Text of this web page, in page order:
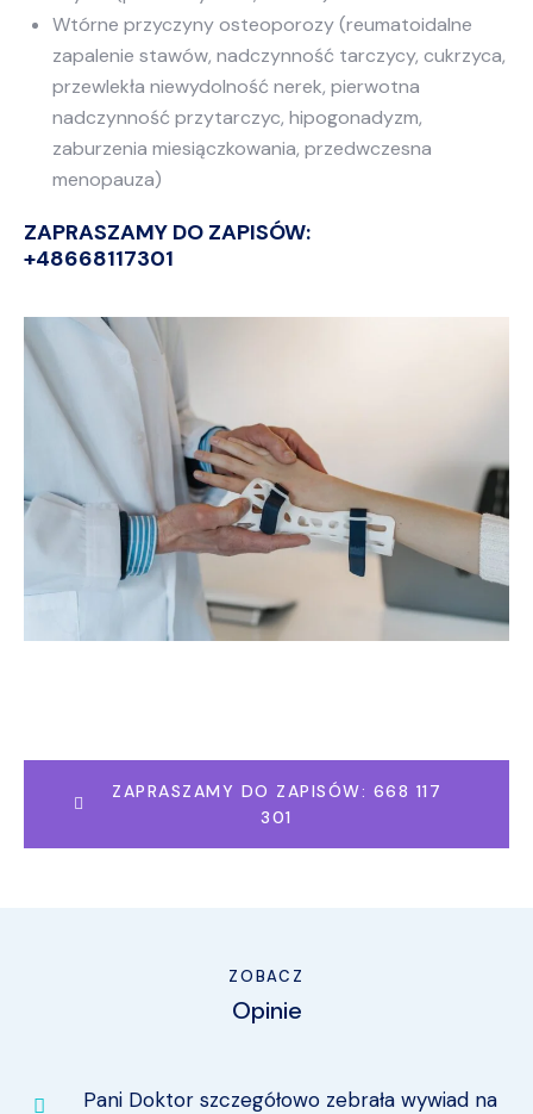
Wtórne przyczyny osteoporozy (reumatoidalne
zapalenie stawów, nadczynność tarczycy, cukrzyca,
przewlekła niewydolność nerek, pierwotna
nadczynność przytarczyc, hipogonadyzm,
zaburzenia miesiączkowania, przedwczesna
menopauza)
ZAPRASZAMY DO ZAPISÓW:
+48668117301
ZAPRASZAMY DO ZAPISÓW: 668 117
301
ZOBACZ
Opinie
Pani Doktor szczegółowo zebrała wywiad na